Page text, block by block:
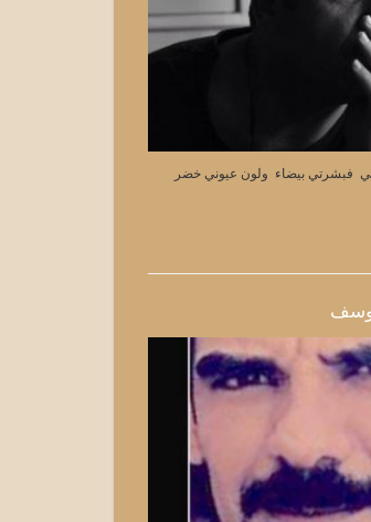
فبشرتي بيضاء ولون عيوني خضر